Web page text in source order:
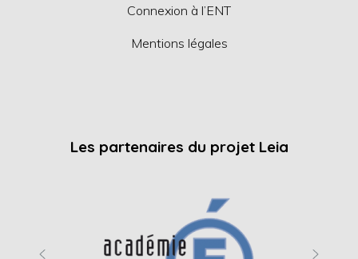
Connexion à l’ENT
Mentions légales
Les partenaires du projet Leia